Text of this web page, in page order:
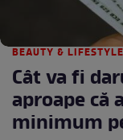
BEAUTY & LIFESTYLE
Cât va fi
aproape că
minimum